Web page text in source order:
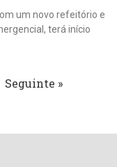
um novo refeitório e
terá início
Seguinte »